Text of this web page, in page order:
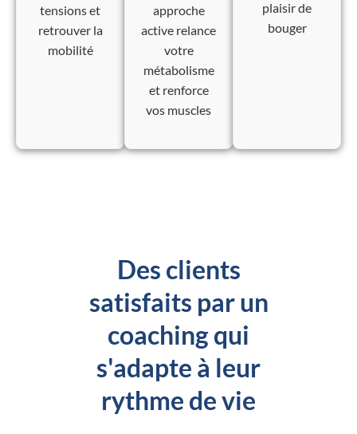
tensions et
retrouver la
mobilité
approche
active relance
votre
métabolisme
et renforce
vos muscles
plaisir de
bouger
Des clients
satisfaits par un
coaching qui
s'adapte à leur
rythme de vie